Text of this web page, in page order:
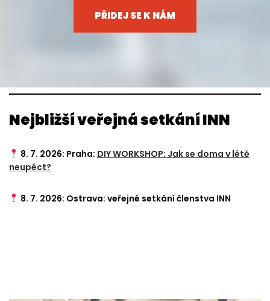
PŘIDEJ SE K NÁM
Nejbližší veřejná setkání INN
8. 7. 2026: Praha: DIY WORKSHOP: Jak se doma v létě
neupéct?
8. 7. 2026: Ostrava: veřejné setkání členstva INN